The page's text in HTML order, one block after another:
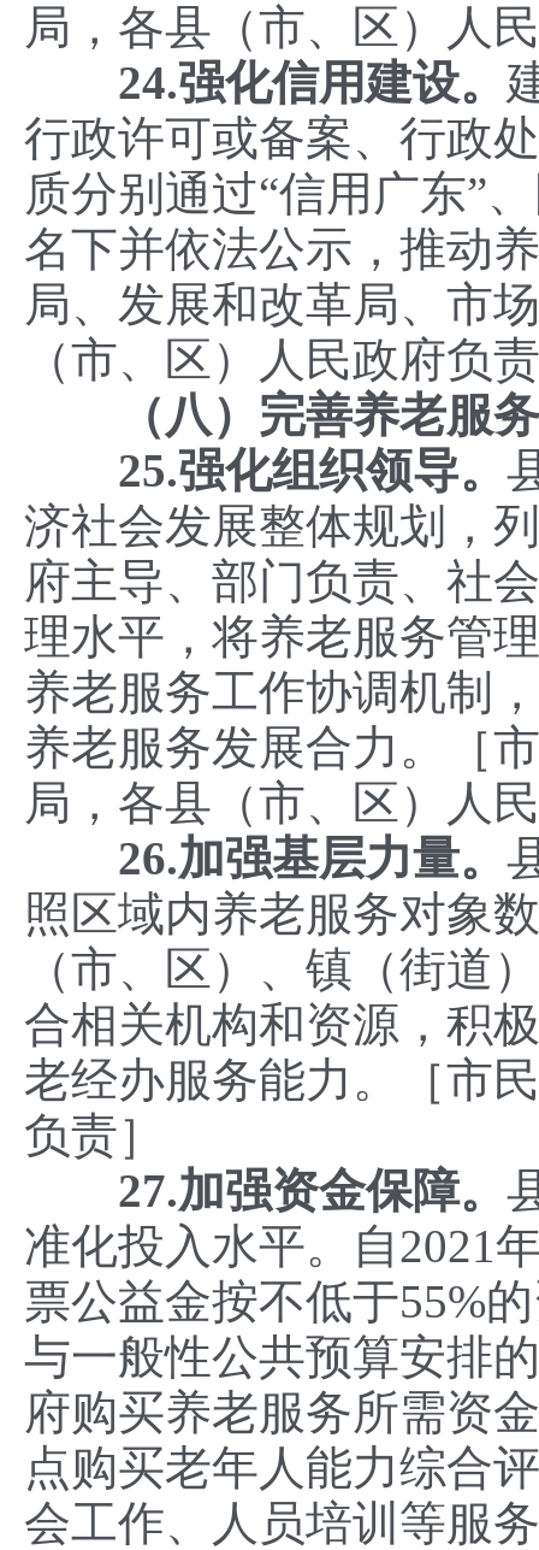
局，各县（市、区）人
24.强化信用建设。
行政许可或备案、行政
质分别通过“信用广东”
名下并依法公示，推动
局、发展和改革局、市
（市、区）人民政府负
（八）完善养老服
25.强化组织领导。
济社会发展整体规划，
府主导、部门负责、社
理水平，将养老服务管
养老服务工作协调机制
养老服务发展合力。［
局，各县（市、区）人
26.加强基层力量。
照区域内养老服务对象
（市、区）、镇（街道
合相关机构和资源，积
老经办服务能力。［市
负责］
27.加强资金保障。
准化投入水平。自2021
票公益金按不低于55%
与一般性公共预算安排
府购买养老服务所需资
点购买老年人能力综合
会工作、人员培训等服